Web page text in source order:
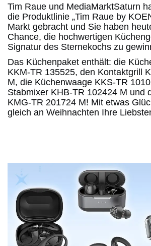
Tim Raue und MediaMarktSaturn
die Produktlinie „Tim Raue by
Markt gebracht und Sie haben
Chance, die hochwertigen
Signatur des Sternekochs zu
Das Küchenpaket enthält: die
KKM-TR 135525, den Kontaktgrill
M, die Küchenwaage KKS-TR
Stabmixer KHB-TR 102424 M und
KMG-TR 201724 M! Mit etwas
gleich an Weihnachten Ihre